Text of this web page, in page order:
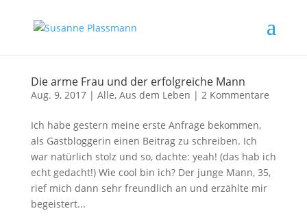
Die arme Frau und der erfolgreiche Mann
Aug. 9, 2017| Alle, Aus dem Leben | 2 Kommentare
Ich habe gestern meine erste Anfrage bekommen,
als Gastbloggerin einen Beitrag zu schreiben. Ich
war natürlich stolz und so, dachte: yeah! (das hab ich
echt gedacht!) Wie cool bin ich? Der junge Mann, 35,
rief mich dann sehr freundlich an und erzählte mir
begeistert...